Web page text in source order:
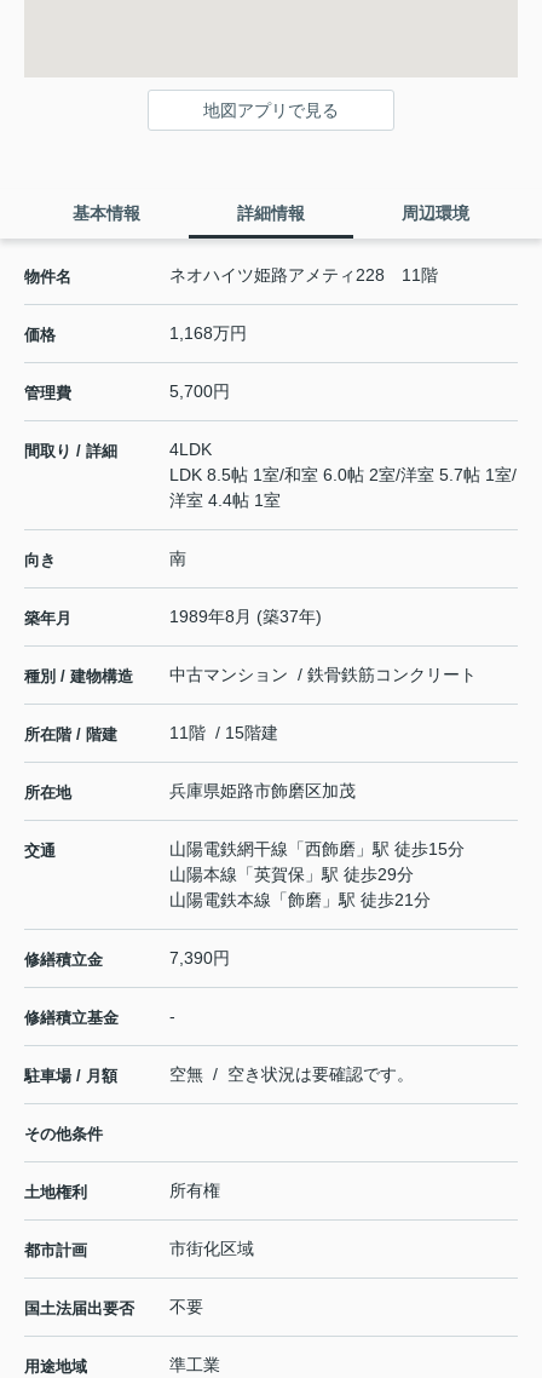
地図アプリで見る
基本情報 詳細情報 周辺環境
物件名 ネオハイツ姫路アメティ228 11階
価格 1,168万円
管理費 5,700円
間取り / 詳細
4LDK
LDK 8.5帖 1室/和室 6.0帖 2室/洋室 5.7帖 1室/
洋室 4.4帖 1室
向き 南
築年月 1989年8月 (築37年)
種別 / 建物構造 中古マンション / 鉄骨鉄筋コンクリート
所在階 / 階建 11階 / 15階建
所在地 兵庫県姫路市飾磨区加茂
交通 山陽電鉄網干線 「西飾磨 」駅 徒歩15分
山陽本線 「英賀保 」駅 徒歩29分
山陽電鉄本線 「飾磨 」駅 徒歩21分
修繕積立金 7,390円
修繕積立基金 -
駐車場 / 月額 空無 / 空き状況は要確認です。
その他条件
土地権利 所有権
都市計画 市街化区域
国土法届出要否 不要
用途地域 準工業